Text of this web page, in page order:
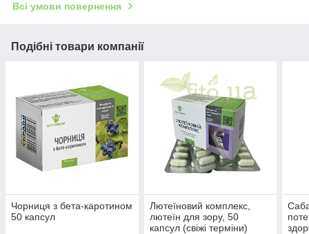
Всі умови повернення
Подібні товари компанії
Чорниця з бета-каротином
50 капсул
Лютеїновий комплекс,
лютеїн для зору, 50
капсул (свіжі терміни)